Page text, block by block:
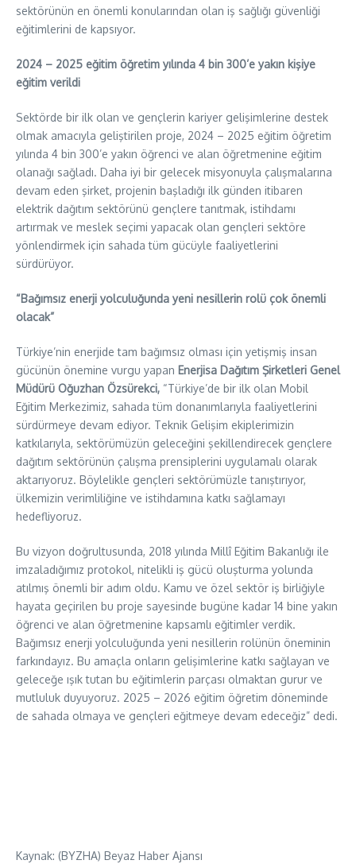
sektörünün en önemli konularından olan iş sağlığı güvenliği
eğitimlerini de kapsıyor.
2024 – 2025 eğitim öğretim yılında 4 bin 300’e yakın kişiye
eğitim verildi
Sektörde bir ilk olan ve gençlerin kariyer gelişimlerine destek
olmak amacıyla geliştirilen proje, 2024 – 2025 eğitim öğretim
yılında 4 bin 300’e yakın öğrenci ve alan öğretmenine eğitim
olanağı sağladı. Daha iyi bir gelecek misyonuyla çalışmalarına
devam eden şirket, projenin başladığı ilk günden itibaren
elektrik dağıtım sektörünü gençlere tanıtmak, istihdamı
artırmak ve meslek seçimi yapacak olan gençleri sektöre
yönlendirmek için sahada tüm gücüyle faaliyetlerini
sürdürüyor.
“Bağımsız enerji yolculuğunda yeni nesillerin rolü çok önemli
olacak”
Türkiye’nin enerjide tam bağımsız olması için yetişmiş insan
gücünün önemine vurgu yapan Enerjisa Dağıtım Şirketleri Genel
Müdürü Oğuzhan Özsürekci, “Türkiye’de bir ilk olan Mobil
Eğitim Merkezimiz, sahada tüm donanımlarıyla faaliyetlerini
sürdürmeye devam ediyor. Teknik Gelişim ekiplerimizin
katkılarıyla, sektörümüzün geleceğini şekillendirecek gençlere
dağıtım sektörünün çalışma prensiplerini uygulamalı olarak
aktarıyoruz. Böylelikle gençleri sektörümüzle tanıştırıyor,
ülkemizin verimliliğine ve istihdamına katkı sağlamayı
hedefliyoruz.
Bu vizyon doğrultusunda, 2018 yılında Millî Eğitim Bakanlığı ile
imzaladığımız protokol, nitelikli iş gücü oluşturma yolunda
atılmış önemli bir adım oldu. Kamu ve özel sektör iş birliğiyle
hayata geçirilen bu proje sayesinde bugüne kadar 14 bine yakın
öğrenci ve alan öğretmenine kapsamlı eğitimler verdik.
Bağımsız enerji yolculuğunda yeni nesillerin rolünün öneminin
farkındayız. Bu amaçla onların gelişimlerine katkı sağlayan ve
geleceğe ışık tutan bu eğitimlerin parçası olmaktan gurur ve
mutluluk duyuyoruz. 2025 – 2026 eğitim öğretim döneminde
de sahada olmaya ve gençleri eğitmeye devam edeceğiz” dedi.
Kaynak: (BYZHA) Beyaz Haber Ajansı